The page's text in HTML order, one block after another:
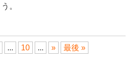
。
... 10 ... » 最後 »